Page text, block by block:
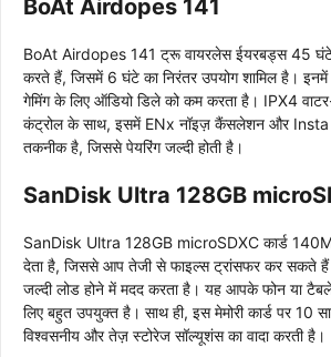
BoAt Airdopes 141
BoAt Airdopes 141 ट्रू वायरलेस ईयरबड्स 45
करते हैं, जिसमें 6 घंटे का निरंतर उपयोग शामिल है।
गेमिंग के लिए ऑडियो डिले को कम करता है। IPX4
कंट्रोल के साथ, इसमें ENx नॉइज़ कैंसलेशन और Insta
तकनीक है, जिससे पेयरिंग जल्दी होती है।
SanDisk Ultra 128GB
SanDisk Ultra 128GB microSDXC कार्ड
देता है, जिससे आप तेजी से फाइल्स ट्रांसफर कर सकते
जल्दी लोड होने में मदद करता है। यह आपके फोन या
लिए बहुत उपयुक्त है। साथ ही, इस मेमोरी कार्ड पर 10
विश्वसनीय और तेज़ स्टोरेज सॉल्यूशंस का वादा करती है।